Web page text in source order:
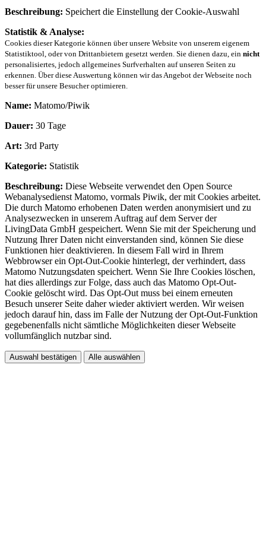
Beschreibung: Speichert die Einstellung der Cookie-Auswahl
Statistik & Analyse:
Cookies dieser Kategorie können über unsere Website von unserem eigenem
Statistiktool, oder von Drittanbietern gesetzt werden. Sie dienen dazu, ein nicht
personalisiertes, jedoch allgemeines Surfverhalten auf unseren Seiten zu
erkennen. Über diese Auswertung können wir das Angebot der Webseite noch
besser für unsere Besucher optimieren.
Name: Matomo/Piwik
Dauer: 30 Tage
Art: 3rd Party
Kategorie: Statistik
Beschreibung: Diese Webseite verwendet den Open Source
Webanalysedienst Matomo, vormals Piwik, der mit Cookies arbeitet.
Die durch Matomo erhobenen Daten werden anonymisiert und zu
Analysezwecken in unserem Auftrag auf dem Server der
LivingData GmbH gespeichert. Wenn Sie mit der Speicherung und
Nutzung Ihrer Daten nicht einverstanden sind, können Sie diese
Funktionen hier deaktivieren. In diesem Fall wird in Ihrem
Webbrowser ein Opt-Out-Cookie hinterlegt, der verhindert, dass
Matomo Nutzungsdaten speichert. Wenn Sie Ihre Cookies löschen,
hat dies allerdings zur Folge, dass auch das Matomo Opt-Out-
Cookie gelöscht wird. Das Opt-Out muss bei einem erneuten
Besuch unserer Seite daher wieder aktiviert werden. Wir weisen
jedoch darauf hin, dass im Falle der Nutzung der Opt-Out-Funktion
gegebenenfalls nicht sämtliche Möglichkeiten dieser Webseite
vollumfänglich nutzbar sind.
Auswahl bestätigen Alle auswählen